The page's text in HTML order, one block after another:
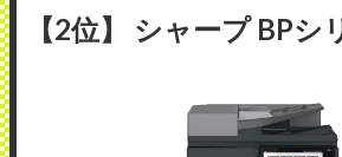
【2位】 シャープ BPシ